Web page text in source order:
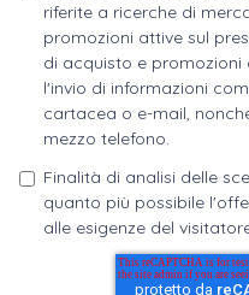
riferite a ricerche di
promozioni attive sul
di acquisto e
l'invio di informazioni
cartacea o e-mail,
mezzo telefono.
Finalità di analisi delle
quanto più possibile
alle esigenze del